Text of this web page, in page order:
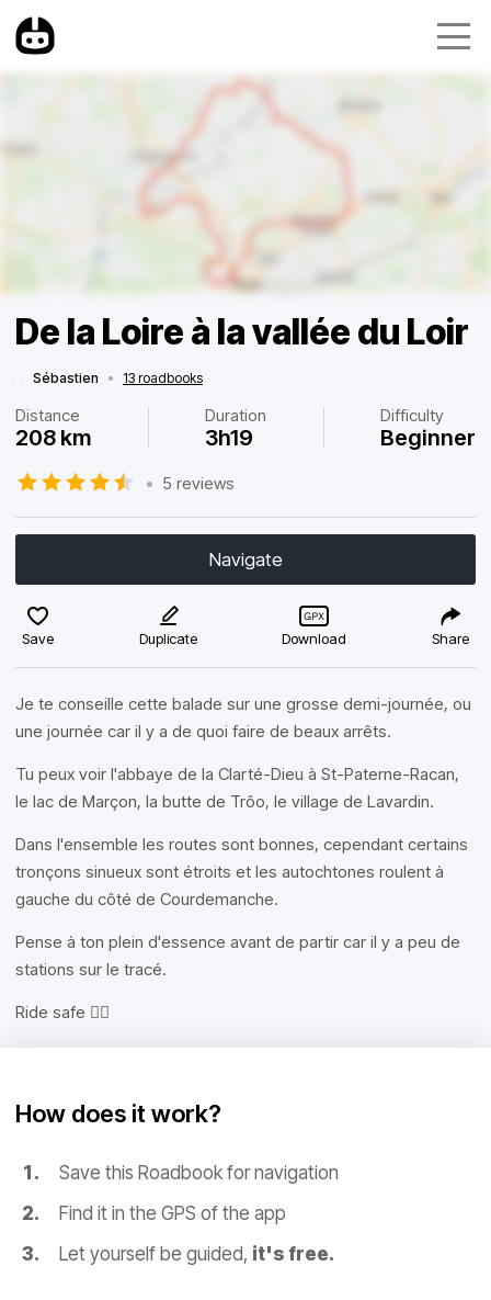
De la Loire à la vallée du Loir
Sébastien • 13 roadbooks
Distance
208 km
Duration
3h19
Difficulty
Beginner
• 5 reviews
Navigate
Save Duplicate Download Share
Je te conseille cette balade sur une grosse demi-journée, ou
une journée car il y a de quoi faire de beaux arrêts.
Tu peux voir l'abbaye de la Clarté-Dieu à St-Paterne-Racan,
le lac de Marçon, la butte de Trôo, le village de Lavardin.
Dans l'ensemble les routes sont bonnes, cependant certains
tronçons sinueux sont étroits et les autochtones roulent à
gauche du côté de Courdemanche.
Pense à ton plein d'essence avant de partir car il y a peu de
stations sur le tracé.
Ride safe ✌🏼
How does it work?
Save this Roadbook for navigation
Find it in the GPS of the app
Let yourself be guided, it's free.